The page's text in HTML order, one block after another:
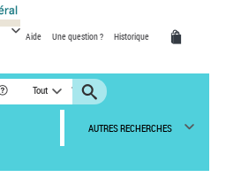
Aide Une question ? Historique
Tout
AUTRES RECHERCHES